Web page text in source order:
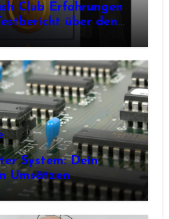
Club Erfahrungen
über den
System: Dein
Umsätzen